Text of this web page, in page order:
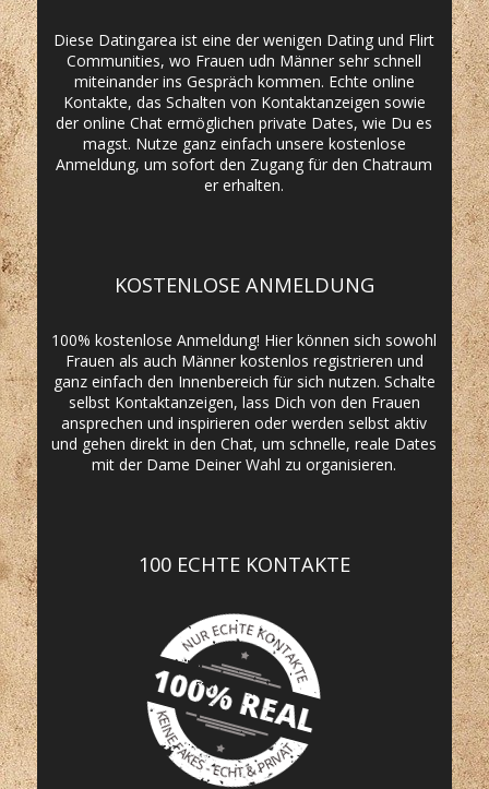
Diese Datingarea ist eine der wenigen Dating und Flirt
Communities, wo Frauen udn Männer sehr schnell
miteinander ins Gespräch kommen. Echte online
Kontakte, das Schalten von Kontaktanzeigen sowie
der online Chat ermöglichen private Dates, wie Du es
magst. Nutze ganz einfach unsere kostenlose
Anmeldung, um sofort den Zugang für den Chatraum
er erhalten.
KOSTENLOSE ANMELDUNG
100% kostenlose Anmeldung! Hier können sich sowohl
Frauen als auch Männer kostenlos registrieren und
ganz einfach den Innenbereich für sich nutzen. Schalte
selbst Kontaktanzeigen, lass Dich von den Frauen
ansprechen und inspirieren oder werden selbst aktiv
und gehen direkt in den Chat, um schnelle, reale Dates
mit der Dame Deiner Wahl zu organisieren.
100 ECHTE KONTAKTE